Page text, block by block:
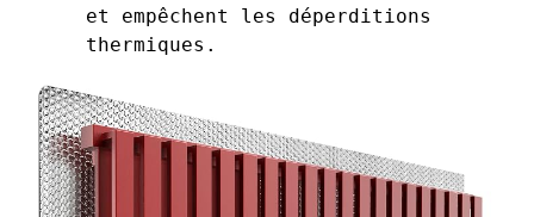
et empêchent les déperditions
thermiques.